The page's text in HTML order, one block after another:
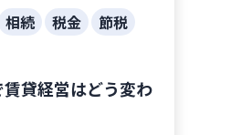
相続 税金
節税
貸経営はどう変わ